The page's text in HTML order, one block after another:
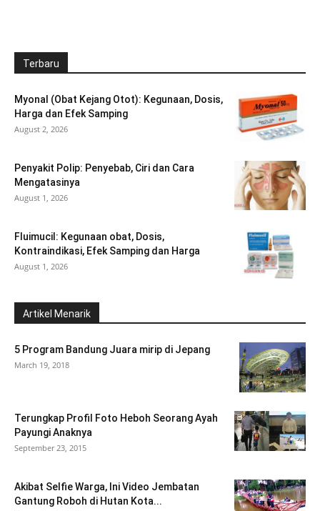
Terbaru
Myonal (Obat Kejang Otot): Kegunaan, Dosis,
Harga dan Efek Samping
August 2, 2026
Penyakit Polip: Penyebab, Ciri dan Cara
Mengatasinya
August 1, 2026
Fluimucil: Kegunaan obat, Dosis,
Kontraindikasi, Efek Samping dan Harga
August 1, 2026
Artikel Menarik
5 Program Bandung Juara mirip di Jepang
March 19, 2018
Terungkap Profil Foto Heboh Seorang Ayah
Payungi Anaknya
September 23, 2015
Akibat Selfie Warga, Ini Video Jembatan
Gantung Roboh di Hutan Kota...